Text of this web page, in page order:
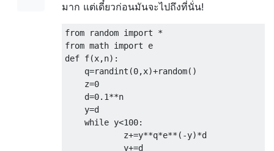
มาก แต่เดี๋ยวก่อนมันจะไปถึงที่นั่น!
from random import *
from math import e
def f(x,n):
    q=randint(0,x)+random()
    z=0
    d=0.1**n
    y=d
    while y<100:
            z+=y**q*e**(-y)*d
            y+=d